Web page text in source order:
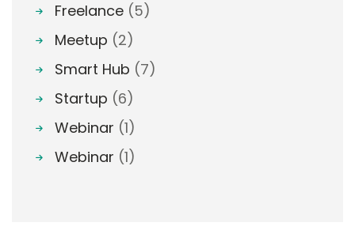
Freelance (5)
Meetup (2)
Smart Hub (7)
Startup (6)
Webinar (1)
Webinar (1)